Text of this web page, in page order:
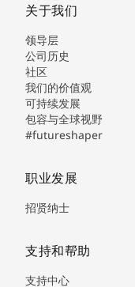
关于我们
领导层
公司历史
社区
我们的价值观
可持续发展
包容与全球视野
#futureshaper
职业发展
招贤纳士
支持和帮助
支持中心